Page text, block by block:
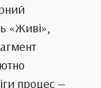
«Живі»,
процес —